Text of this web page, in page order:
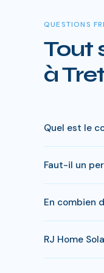
QUESTIONS
Tout
à
Quel est le
réduite), le
Faut-il un
s'appliquer.
En combien
economies
RJ Home